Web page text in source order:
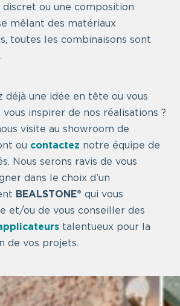
ou une composition
mêlant des matériaux
toutes les combinaisons sont
déjà une idée en tête ou vous
vous inspirer de nos réalisations ?
visite au showroom de
ou contactez notre équipe de
Nous serons ravis de vous
dans le choix d’un
BEALSTONE®qui vous
et/ou de vous conseiller des
talentueux pour la
de vos projets.